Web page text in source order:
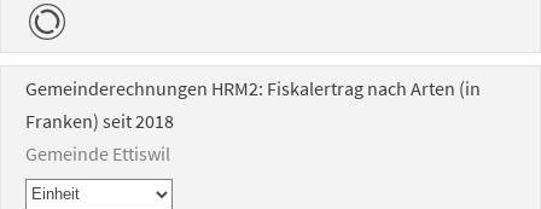
Gemeinderechnungen HRM2: Fiskalertrag nach Arten (in
Franken) seit 2018
Gemeinde Ettiswil